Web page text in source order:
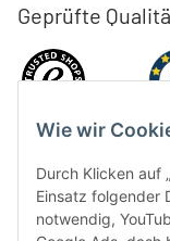
Wie wir
Durch Klicken auf
Einsatz folgender
notwendig,
Geprüfte